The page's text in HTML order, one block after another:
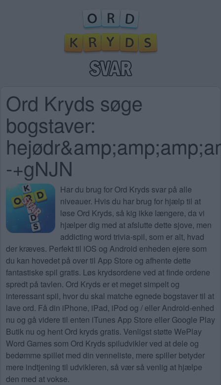
Ord Kryds søge
bogstaver:
-+gNJN
Har du brug for Ord Kryds svar på alle
niveauer. Hvis du har brug for hjælp til at
løse Ord Kryds, så kig ikke længere, da vi
hjælper dig med at afslutte dette sjove, men
addicting word trivia-spil, som er alt, hvad
der kræves. Perfekt til iOS og Android enheden ejere som
du kan hovedet på over til App Store og afhente dette
fantastiske spil gratis. Løs krydsordene ved at finde ordene
spredt på tavlen. Ord Kryds er et meget simpelt og
interessant spil, hvor du skal matche egnede bogstaver til at
lave ord. Få din iPhone, iPad, iPod og / eller Android-enhed
nu og gå videre til enten iTunes App Store eller Google Play
Butik nu og hent Ord kryds gratis. Venligst støtte WePlay
Word Games som Ord Kryds spiludvikler ved at dele og
bedømme spillet med din venneliste, mere spiller betyder
mere indtjening til udvikleren, så vær så venlig at hjælpe
den med at vokse.